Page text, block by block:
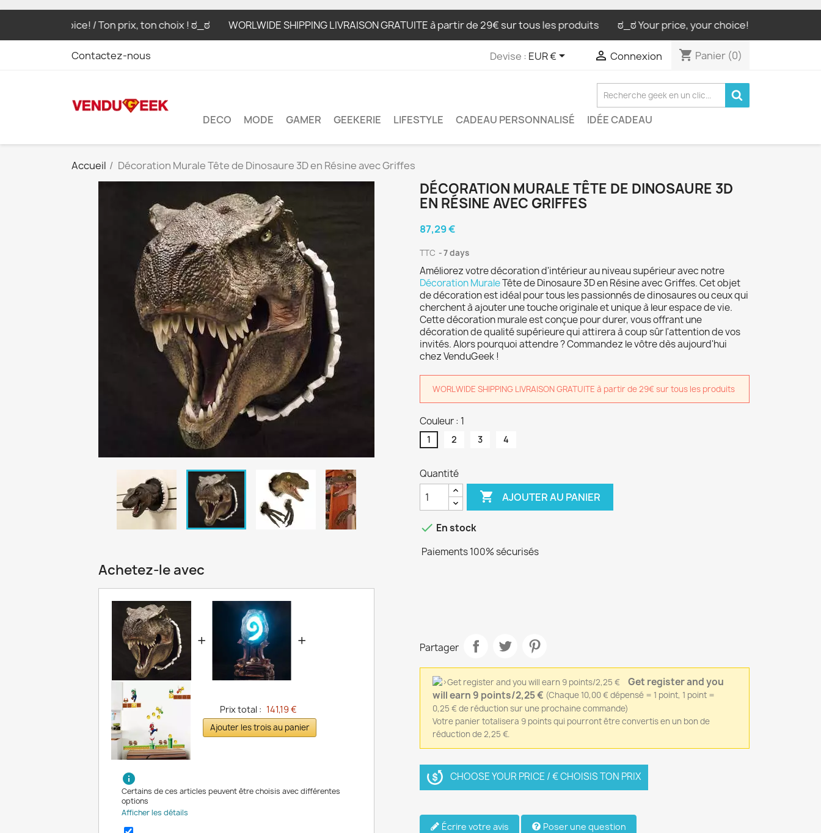
choice! / Ton prix, ton choix ! ಠ_ಠ WORLWIDE SHIPPING LIVRAISON GRATUITE à partir de 29€ sur tous les produits ಠ_ಠ Your price, your choice! / Ton prix, ton choix !
Contactez-nous Devise : EUR €  Connexion shopping_cart Panier (0)
DECO MODE GAMER GEEKERIE LIFESTYLE CADEAU PERSONNALISÉ IDÉE CADEAU
Accueil Décoration Murale Tête de Dinosaure 3D en Résine avec Griffes
Achetez-le avec
+ +
Prix total : 141,19 €
Ajouter les trois au panier
info
Certains de ces articles peuvent être choisis avec différentes
options
Afficher les détails
DÉCORATION MURALE TÊTE DE DINOSAURE 3D
EN RÉSINE AVEC GRIFFES
87,29 €
TTC 7 days
Améliorez votre décoration d'intérieur au niveau supérieur avec notre
Décoration MuraleTête de Dinosaure 3D en Résine avec Griffes. Cet objet
de décoration est idéal pour tous les passionnés de dinosaures ou ceux qui
cherchent à ajouter une touche originale et unique à leur espace de vie.
Cette décoration murale est conçue pour durer, vous offrant une
décoration de qualité supérieure qui attirera à coup sûr l'attention de vos
invités. Alors pourquoi attendre ? Commandez le vôtre dès aujourd'hui
chez VenduGeek !
WORLWIDE SHIPPING LIVRAISON GRATUITE à partir de 29€ sur tous les produits
Couleur : 1
1 2 3 4
Quantité
 AJOUTER AU PANIER
 En stock
Paiements 100% sécurisés
Partager
Get register and you
will earn 9 points/2,25 € (Chaque 10,00 € dépensé = 1 point, 1 point =
0,25 € de réduction sur une prochaine commande)
Votre panier totalisera 9 points qui pourront être convertis en un bon de
réduction de 2,25 €.
CHOOSE YOUR PRICE / € CHOISIS TON PRIX
Écrire votre avis Poser une question